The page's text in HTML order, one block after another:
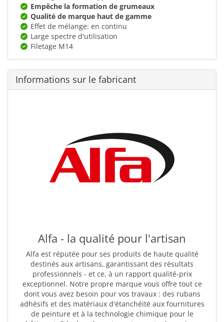
Empêche la formation de grumeaux
Qualité de marque haut de gamme
Effet de mélange: en continu
Large spectre d'utilisation
Filetage M14
Informations sur le fabricant
Alfa - la qualité pour l'artisan
Alfa est réputée pour ses produits de haute qualité
destinés aux artisans, garantissant des résultats
professionnels - et ce, à un rapport qualité-prix
exceptionnel. Notre propre marque vous offre tout ce
dont vous avez besoin pour vos travaux : des rubans
adhésifs et des matériaux d'étanchéité aux fournitures
de peinture et à la technologie chimique pour le